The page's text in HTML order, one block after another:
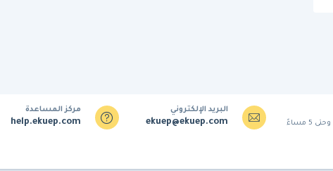
البريد الإلكتروني
ekuep@ekuep.com
مركز المساعدة
help.ekuep.com